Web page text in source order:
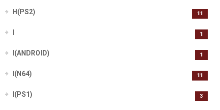
H(PS2) 11
1
I(ANDROID) 1
I(N64) 11
I(PS1) 3